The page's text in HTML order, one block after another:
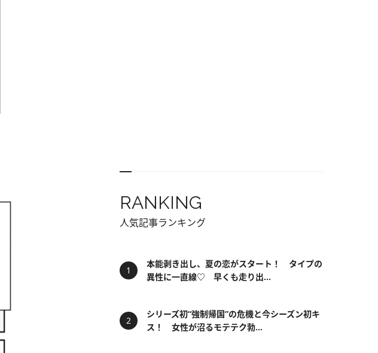
RANKING
人気記事ランキング
本能剥き出し、夏の恋がスタート！ タイプの
異性に一直線♡ 早くも走り出...
シリーズ初“強制帰国”の危機と今シーズン初キ
ス！ 女性が沼るモテテク勃...